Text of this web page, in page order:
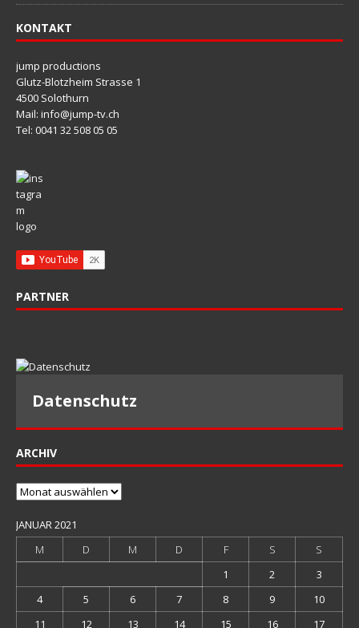
KONTAKT
jump productions
Glutz-Blotzheim Strasse 1
4500 Solothurn
Mail: info@jump-tv.ch
Tel: 0041 32 508 05 05
PARTNER
Datenschutz
ARCHIV
Archiv
JANUAR 2021
M
D M D F S
S
1
2
3
4
5 6 7 8 9
10
11
12 13 14 15 16 17